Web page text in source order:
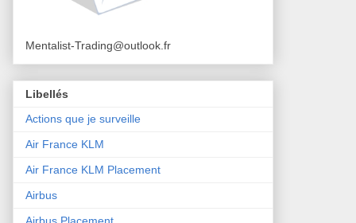
Mentalist-Trading@outlook.fr
Libellés
Actions que je surveille
Air France KLM
Air France KLM Placement
Airbus